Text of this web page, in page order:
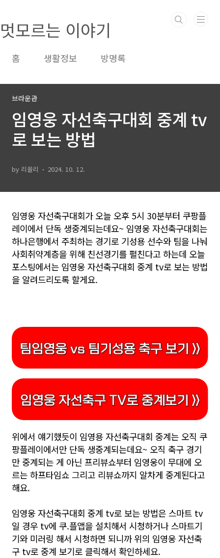
멋모르는 이야기
홈 생활정보 방명록
브라운관
임영웅 자선축구대회 중계 tv
로 보는 방법
by 리꼴리 2024. 10. 12.
임영웅 자선축구대회가 오늘 오후 5시 30분부터 쿠팡플
레이에서 단독 생중계되는데요~ 임영웅 자선축구대회는
하나은행에서 주최하는 경기로 기성용 선수와 팀을 나눠
사회취약계층을 위해 친선경기를 펼친다고 하는데 오늘
포스팅에서는 임영웅 자선축구대회 중계 tv로 보는 방법
을 알려드리도록 할게요.
위에서 얘기했듯이 임영용 자선축구대회 중계는 오직 쿠
팡플레이에서만 단독 생중계되는데요~ 오직 축구 경기
만 중계되는 게 아닌 프리뷰쇼부터 임영웅이 무대에 오
르는 하프타임쇼 그리고 리뷰쇼까지 알차게 중계된다고
해요.
임영웅 자선축구대회 중계 tv로 보는 방법은 스마트 tv
일 경우 tv에 쿠.플앱을 설치해서 시청하거나 스마트기
기와 미러링 해서 시청하면 되니까 위의 임영웅 자선축
구 tv로 중계 보기로 클릭해서 확인하세요.